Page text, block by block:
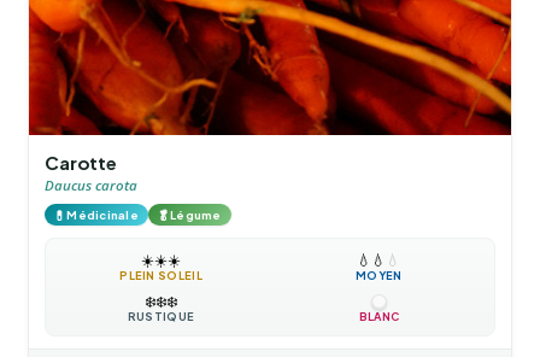
Carotte
Daucus carota
💊Médicinale 🥬Légume
☀️☀️☀️
PLEIN SOLEIL
💧 💧 💧
MOYEN
❄️❄️❄️
RUSTIQUE BLANC